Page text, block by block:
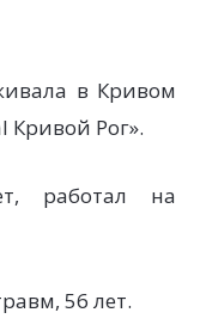
в Кривом
Кривой Рог».
работал на
56 лет.